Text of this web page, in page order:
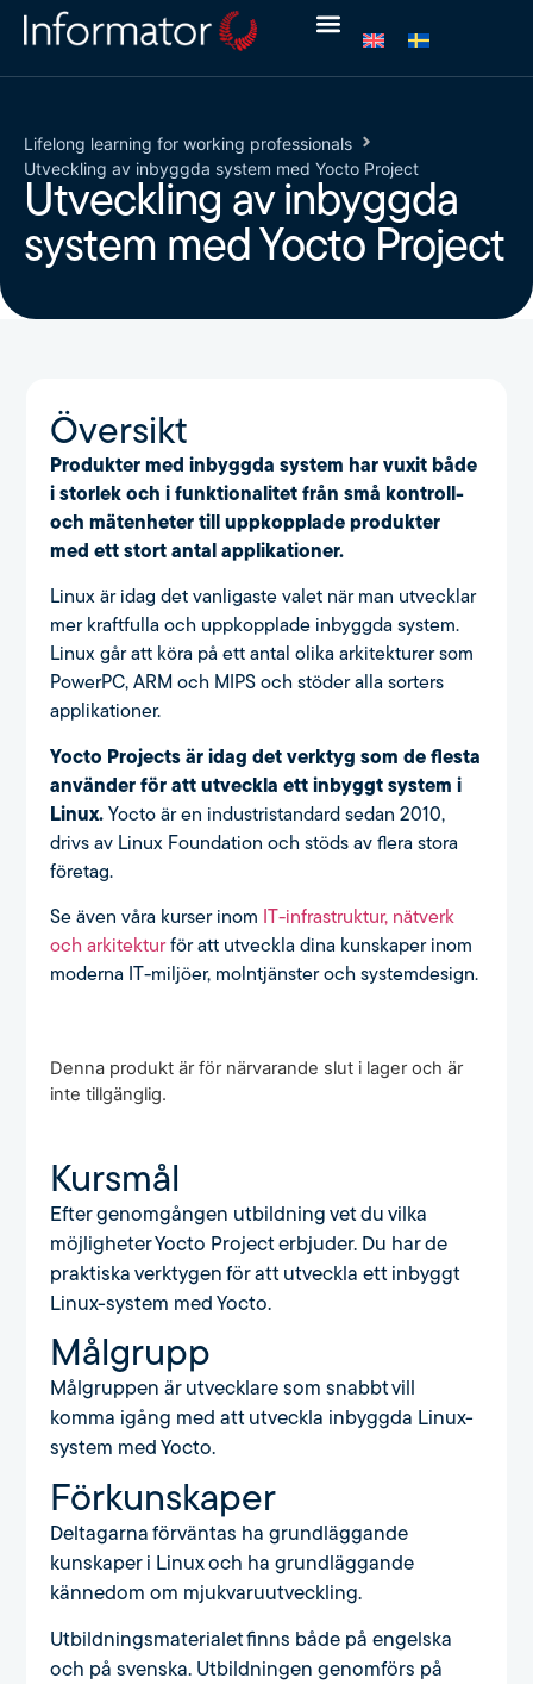
Lifelong learning for working professionals
Utveckling av inbyggda system med Yocto Project
Utveckling av inbyggda
system med Yocto Project
Översikt
Produkter med inbyggda system har vuxit både
i storlek och i funktionalitet från små kontroll-
och mätenheter till uppkopplade produkter
med ett stort antal applikationer.
Linux är idag det vanligaste valet när man utvecklar
mer kraftfulla och uppkopplade inbyggda system.
Linux går att köra på ett antal olika arkitekturer som
PowerPC, ARM och MIPS och stöder alla sorters
applikationer.
Yocto Projects är idag det verktyg som de flesta
använder för att utveckla ett inbyggt system i
Linux. Yocto är en industristandard sedan 2010,
drivs av Linux Foundation och stöds av flera stora
företag.
Se även våra kurser inom
IT-infrastruktur, nätverk
och arkitekturför att utveckla dina kunskaper inom
moderna IT-miljöer, molntjänster och systemdesign.
Denna produkt är för närvarande slut i lager och är
inte tillgänglig.
Kursmål
Efter genomgången utbildning vet du vilka
möjligheter Yocto Project erbjuder. Du har de
praktiska verktygen för att utveckla ett inbyggt
Linux-system med Yocto.
Målgrupp
Målgruppen är utvecklare som snabbt vill
komma igång med att utveckla inbyggda Linux-
system med Yocto.
Förkunskaper
Deltagarna förväntas ha grundläggande
kunskaper i Linux och ha grundläggande
kännedom om mjukvaruutveckling.
Utbildningsmaterialet finns både på engelska
och på svenska. Utbildningen genomförs på